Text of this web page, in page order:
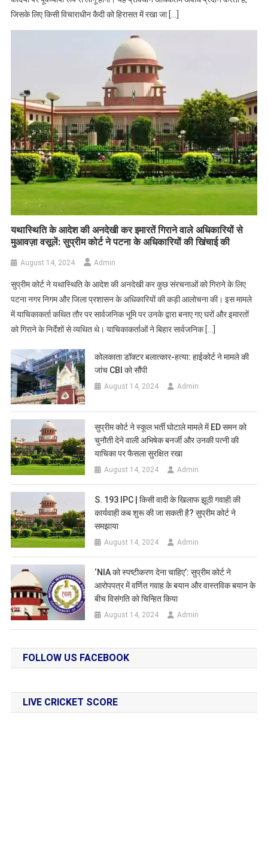
जिसके लिए किसी विचाराधीन कैदी को हिरासत में रखा जा […]
यथास्थिति के आदेश की अनदेखी कर इमारतें गिराने वाले अधिकारियों से
मुआवज़ा वसूलें: सुप्रीम कोर्ट ने पटना के अधिकारियों की खिंचाई की
August 14, 2024 Admin
सुप्रीम कोर्ट ने यथास्थिति के आदेश की अनदेखी कर कुछ संरचनाओं को गिराने के लिए
पटना नगर निगम और जिला प्रशासन के अधिकारियों की कड़ी आलोचना की। इस मामले
में याचिकाकर्ता कथित तौर पर सार्वजनिक भूमि पर उनके द्वारा बनाए गए घरों और इमारतों
को गिराने के निर्देशों से व्यथित थे। याचिकाकर्ताओं ने बिहार सार्वजनिक […]
कोलकाता डॉक्टर बलात्कार-हत्या: हाईकोर्ट ने मामले की
जांच CBI को सौंपी
August 14, 2024 Admin
सुप्रीम कोर्ट ने स्कूल भर्ती घोटाले मामले में ED समन को
चुनौती देने वाली अभिषेक बनर्जी और उनकी पत्नी की
याचिका पर फैसला सुरक्षित रखा
August 14, 2024 Admin
S. 193 IPC | किसी वादी के खिलाफ झूठी गवाही की
कार्यवाही कब शुरू की जा सकती है? सुप्रीम कोर्ट ने
समझाया
August 14, 2024 Admin
‘NIA को स्पष्टीकरण देना चाहिए’: सुप्रीम कोर्ट ने
आरोपपत्र में वर्णित गवाह के बयान और वास्तविक बयान के
बीच विसंगति को चिन्हित किया
August 14, 2024 Admin
FOLLOW US FACEBOOK
LIVE CRICKET SCORE